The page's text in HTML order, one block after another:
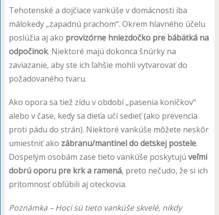
Tehotenské a dojčiace vankúše v domácnosti iba
málokedy „zapadnú prachom“. Okrem hlavného účelu
poslúžia aj ako provizórne hniezdočko pre bábätká na
odpočinok. Niektoré majú dokonca šnúrky na
zaviazanie, aby ste ich ľahšie mohli vytvarovať do
požadovaného tvaru.
Ako opora sa tiež zídu v období „pasenia koníčkov“
alebo v čase, kedy sa dieťa učí sedieť (ako prevencia
proti pádu do strán). Niektoré vankúše môžete neskôr
umiestniť ako zábranu/mantinel do detskej postele.
Dospelým osobám zase tieto vankúše poskytujú veľmi
dobrú oporu pre krk a ramená, preto nečudo, že si ich
prítomnosť obľúbili aj oteckovia.
Poznámka – Hoci sú tieto vankúše skvelé, nikdy